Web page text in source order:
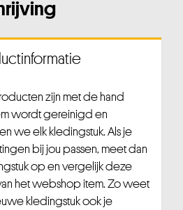
zijn met de hand
wordt gereinigd en
we elk kledingstuk. Als je
bij jou passen, meet dan
op en vergelijk deze
het webshop item. Zo weet
kledingstuk ook je